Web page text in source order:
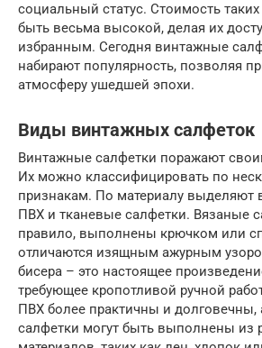
социальный статус. Стоимость
быть весьма высокой, делая их
избранным. Сегодня винтажные
набирают популярность, позволяя
атмосферу ушедшей эпохи.
Виды винтажных салфеток
Винтажные салфетки поражают
Их можно классифицировать по
признакам. По материалу выделяют
ПВХ и тканевые салфетки. Вязаные
правило, выполнены крючком или
отличаются изящным ажурным
бисера – это настоящее
требующее кропотливой ручной
ПВХ более практичны и долговечны,
салфетки могут быть выполнены из